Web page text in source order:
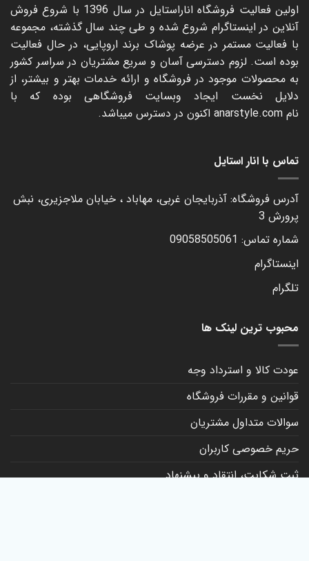
اولین فعالیت فروشگاه اناراستایل در سال 1396 با شروع فروش
آنلاین در اینستاگرام شروع شده و طی چند سال گذشته، مجموعه
با فعالیت مستمر در عرضه پوشاک برند اروپایی، در حال فعالیت
بوده است. لزوم دسترسی آسان و سریع مشتریان در سراسر کشور
به محصولات موجود در فروشگاه و ارائه خدمات بهتر و بیشتر، از
دلایل نخست ایجاد وبسایت فروشگاهی بوده که با
نام anarstyle.com اکنون در دسترس میباشد.
تماس با انار استایل
آدرس فروشگاه: آذربایجان غربی، مهاباد ، خیابان ملاجزیری، نبش
پرورش 3
شماره تماس: 09058505061
اینستاگرام
تلگرام
محبوب ترین لینک ها
عودت کالا و استرداد وجه
قوانین و مقررات فروشگاه
سوالات متداول مشتریان
حریم خصوصی کاربران
ثبت شکایت، انتقاد و پیشنهاد